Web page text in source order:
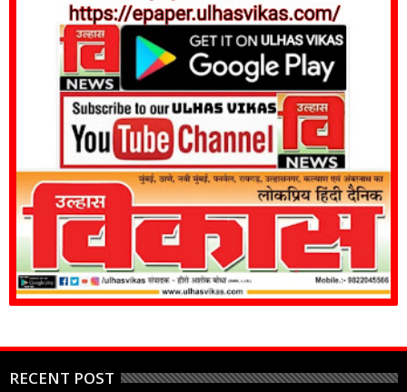
RECENT POST